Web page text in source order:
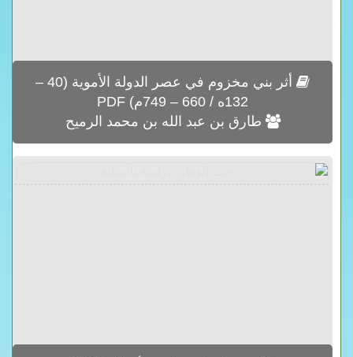
أثر بني مخزوم في عصر الدولة الأموية (40 –
132ه / 660 – 749م) PDF
طارق بن عبد الله بن محمد الرميح